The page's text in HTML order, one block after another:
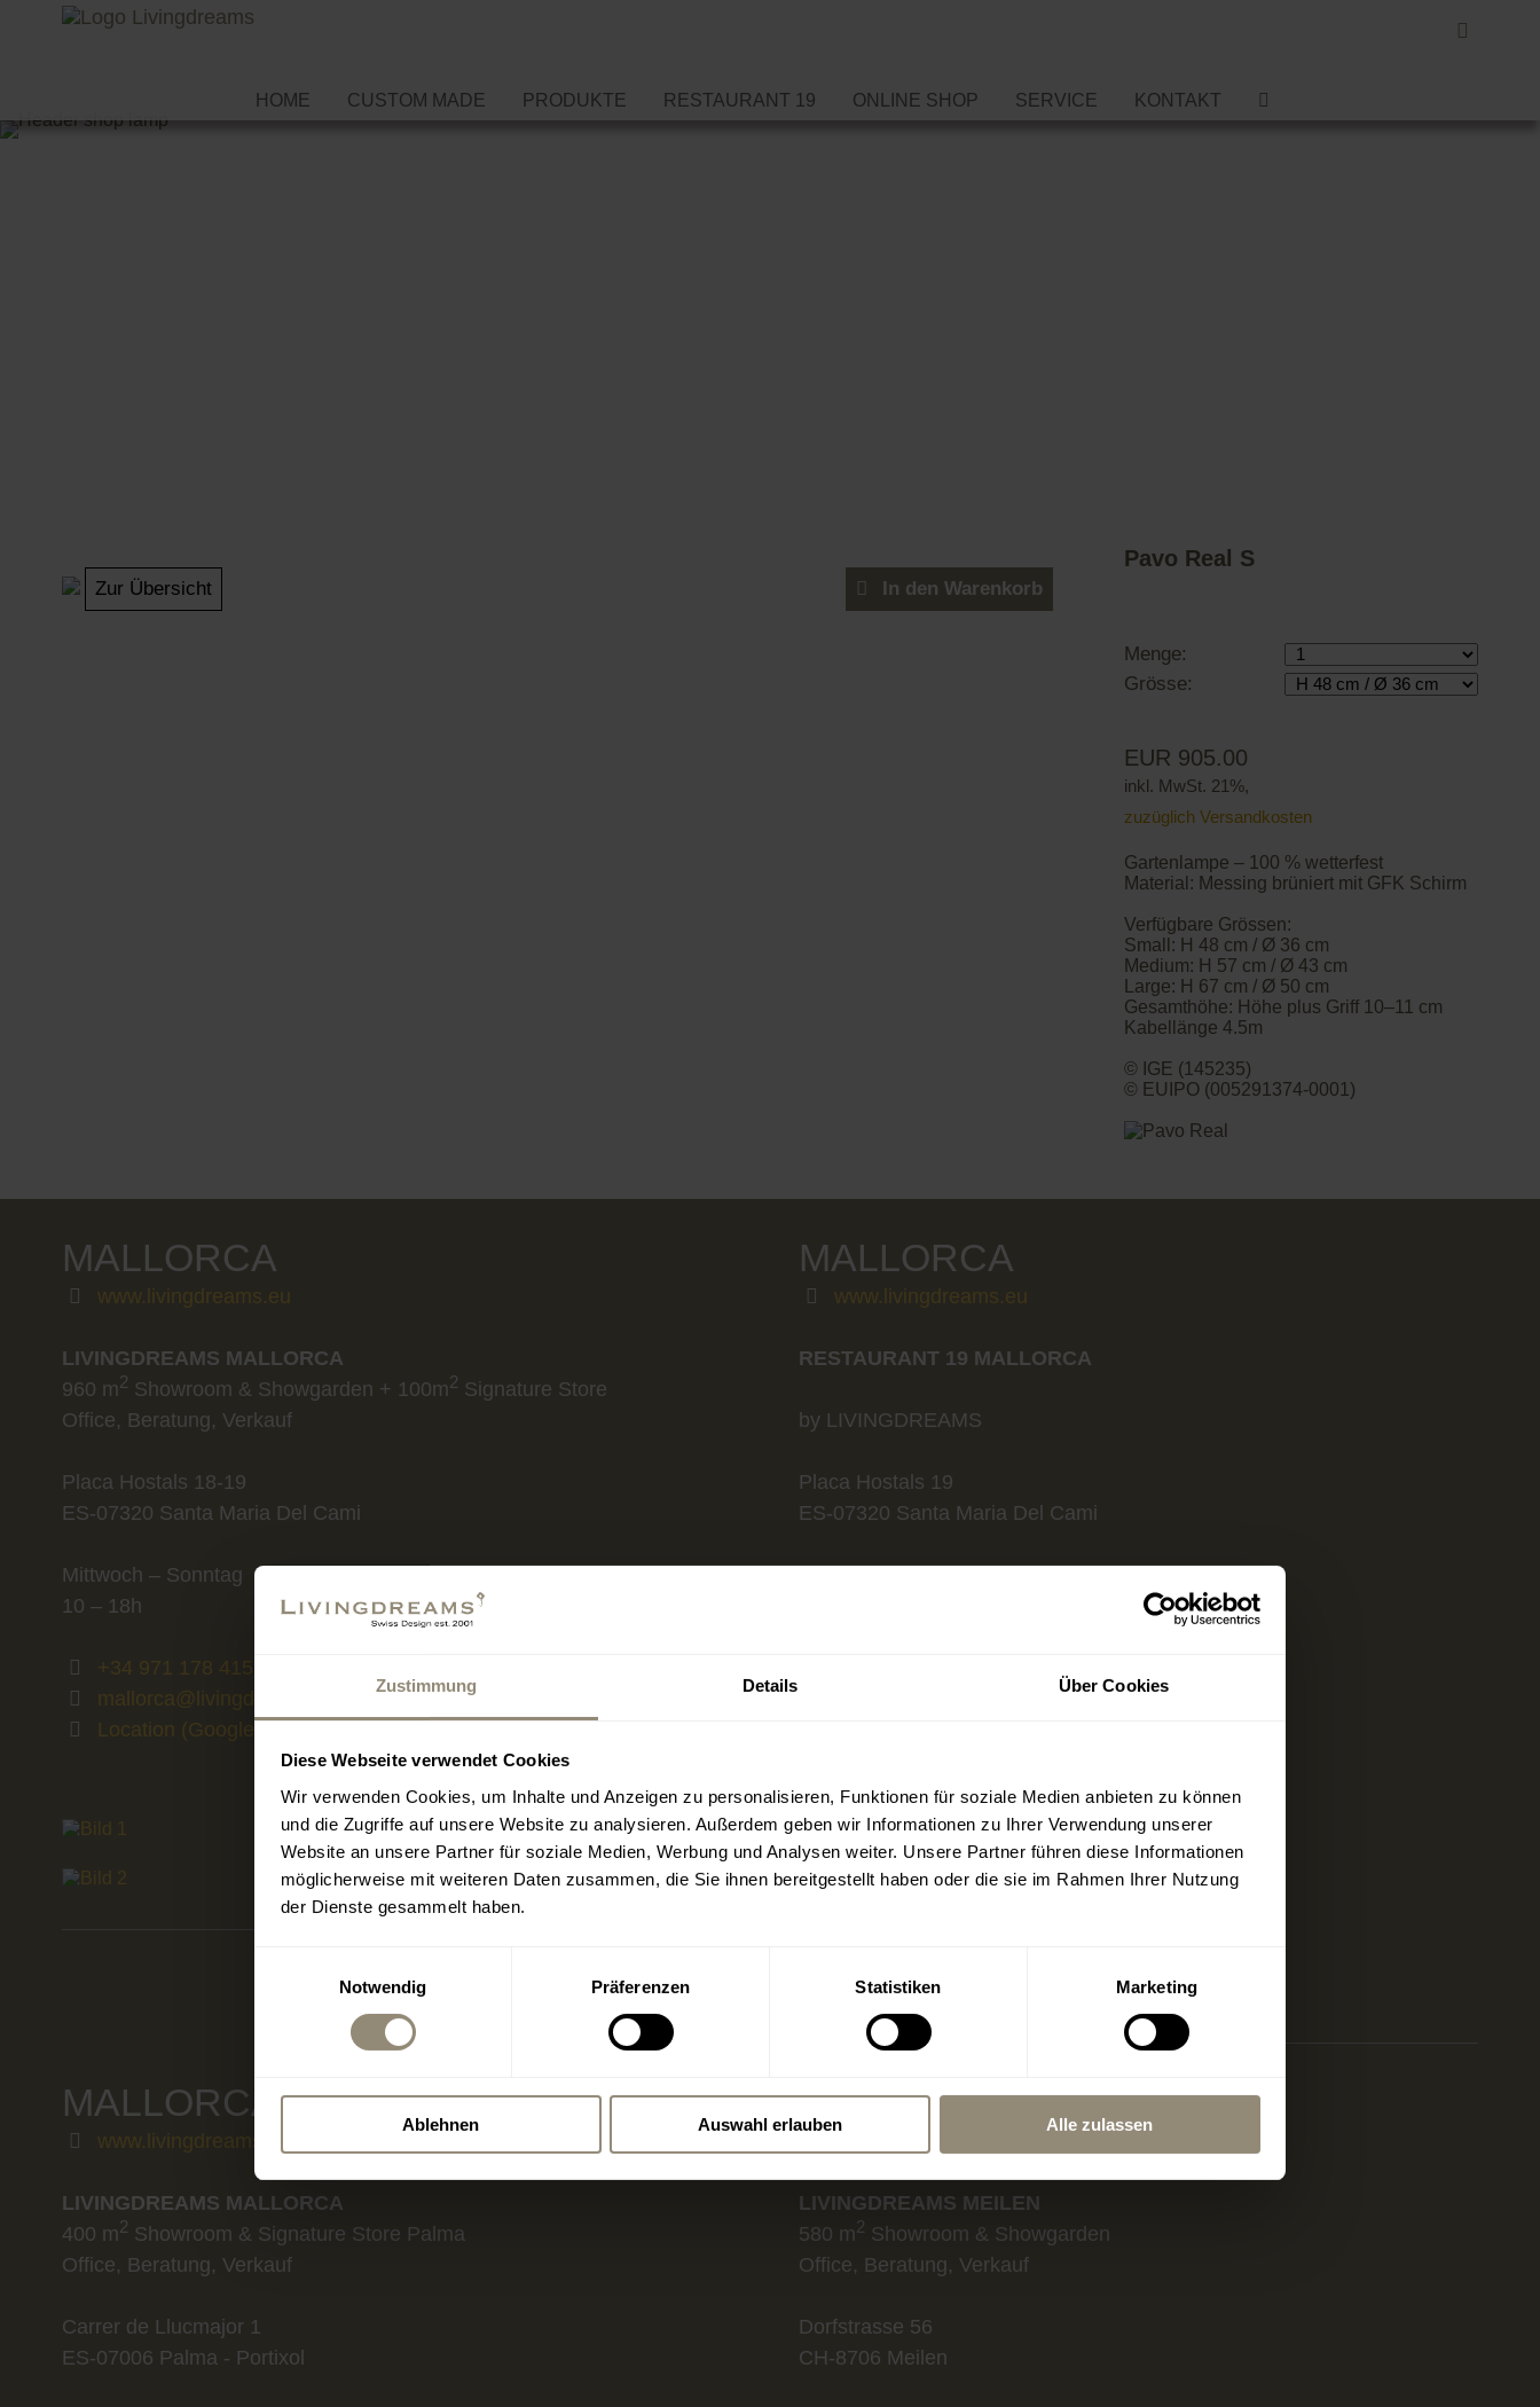
Zustimmung Details Über Cookies
Diese Webseite verwendet Cookies
Wir verwenden Cookies, um Inhalte und Anzeigen zu personalisieren, Funktionen für soziale Medien anbieten zu können
und die Zugriffe auf unsere Website zu analysieren. Außerdem geben wir Informationen zu Ihrer Verwendung unserer
Website an unsere Partner für soziale Medien, Werbung und Analysen weiter. Unsere Partner führen diese Informationen
möglicherweise mit weiteren Daten zusammen, die Sie ihnen bereitgestellt haben oder die sie im Rahmen Ihrer Nutzung
der Dienste gesammelt haben.
Notwendig
Präferenzen Statistiken Marketing
Ablehnen Auswahl erlauben Alle zulassen
HOME CUSTOM MADE PRODUKTE RESTAURANT 19 ONLINE SHOP SERVICE KONTAKT
In den Warenkorb
Pavo Real S
Menge:
Grösse:
EUR 905.00
inkl. MwSt. 21%,
zuzüglich Versandkosten
Gartenlampe – 100 % wetterfest
Material: Messing brüniert mit GFK Schirm
Verfügbare Grössen:
Small: H 48 cm / Ø 36 cm
Medium: H 57 cm / Ø 43 cm
Large: H 67 cm / Ø 50 cm
Gesamthöhe: Höhe plus Griff 10–11 cm
Kabellänge 4.5m
© IGE (145235)
© EUIPO (005291374-0001)
MALLORCA
www.livingdreams.eu
LIVINGDREAMS MALLORCA
960 m2 Showroom & Showgarden + 100m2 Signature Store
Office, Beratung, Verkauf
Placa Hostals 18-19
ES-07320 Santa Maria Del Cami
Mittwoch – Sonntag
10 – 18h
+34 971 178 415
mallorca@livingdreams.es
Location (Google-Map)
MALLORCA
www.livingdreams.eu
RESTAURANT 19 MALLORCA
by LIVINGDREAMS
Placa Hostals 19
ES-07320 Santa Maria Del Cami
Küche 12:30 bis 15:00 Uhr / 19:00 bis 22:30 Uhr
restaurante19@livingdreams.es
Location (Google-Map)
MALLORCA
www.livingdreams.eu
LIVINGDREAMS MALLORCA
400 m2 Showroom & Signature Store Palma
Office, Beratung, Verkauf
Carrer de Llucmajor 1
ES-07006 Palma - Portixol
SWITZERLAND
LIVINGDREAMS MEILEN
580 m2 Showroom & Showgarden
Office, Beratung, Verkauf
Dorfstrasse 56
CH-8706 Meilen